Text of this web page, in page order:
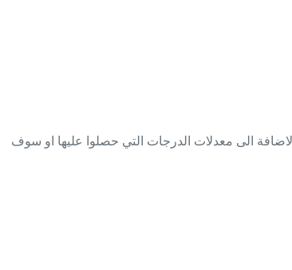
المرحلة الرابعة لعدد من المشاركين ( ما بين 18 الى 21 ) ، و الفيصل في الاختيار بالاضافة الى معدلات الدرجات التي حصلوا عليها او سوف